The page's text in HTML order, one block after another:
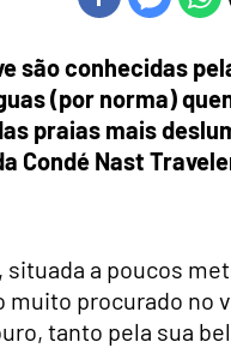
são conhecidas
(por norma)
praias mais
Condé Nast
a poucos
procurado no
tanto pela sua